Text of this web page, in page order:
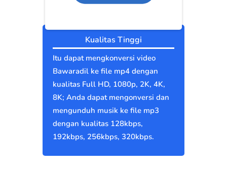
Kualitas Tinggi
Itu dapat mengkonversi video
Bawaradil ke file mp4 dengan
kualitas Full HD, 1080p, 2K, 4K,
8K; Anda dapat mengonversi dan
mengunduh musik ke file mp3
dengan kualitas 128kbps,
192kbps, 256kbps, 320kbps.